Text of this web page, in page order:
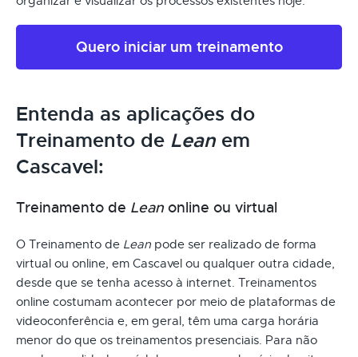
Quero iniciar um treinamento
Entenda as aplicações do
Treinamento de Leanem
Cascavel:
Treinamento de Lean online ou virtual
O Treinamento de Lean pode ser realizado de forma
virtual ou online, em Cascavel ou qualquer outra cidade,
desde que se tenha acesso à internet. Treinamentos
online costumam acontecer por meio de plataformas de
videoconferência e, em geral, têm uma carga horária
menor do que os treinamentos presenciais. Para não